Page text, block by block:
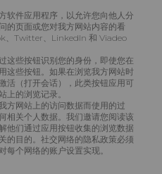
软件应用程序，以允许您向他人分
的页面或您对我方网站内容的看
、Twitter、LinkedIn 和 Viadeo
这些按钮识别您的身份，即使您在
这些按钮。如果在浏览我方网站时
活（打开会话），此类按钮应用可
上的浏览记录。
方网站上的访问数据而使用的过
相关个人数据。我们邀请您阅读该
他们通过应用按钮收集的浏览数据
的目的。社交网络的隐私政策必须
每个网络的账户设置实现。